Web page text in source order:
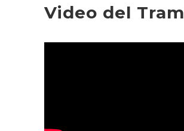
Video del Tram